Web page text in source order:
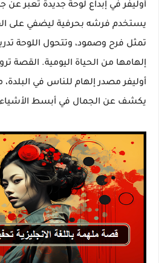
أوليفر في إبداع لوحة جديدة تعبر عن
يستخدم فرشه بحرفية ليضفي على
تمثل فرح وصمود، وتتحول اللوحة
إلهامها من الحياة اليومية.
أوليفر مصدر إلهام للناس في
يكشف عن الجمال في أبسط